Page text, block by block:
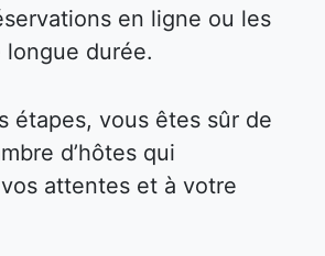
en ligne ou les
longue durée.
étapes, vous êtes sûr de
d’hôtes qui
attentes et à votre